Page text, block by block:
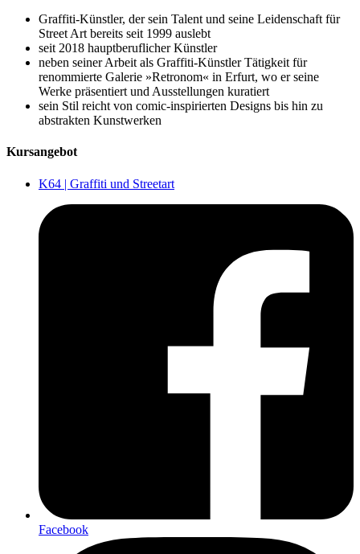
Graffiti-Künstler, der sein Talent und seine Leidenschaft für
Street Art bereits seit 1999 auslebt
seit 2018 hauptberuflicher Künstler
neben seiner Arbeit als Graffiti-Künstler Tätigkeit für
renommierte Galerie »Retronom« in Erfurt, wo er seine
Werke präsentiert und Ausstellungen kuratiert
sein Stil reicht von comic-inspirierten Designs bis hin zu
abstrakten Kunstwerken
Kursangebot
K64 | Graffiti und Streetart
Facebook